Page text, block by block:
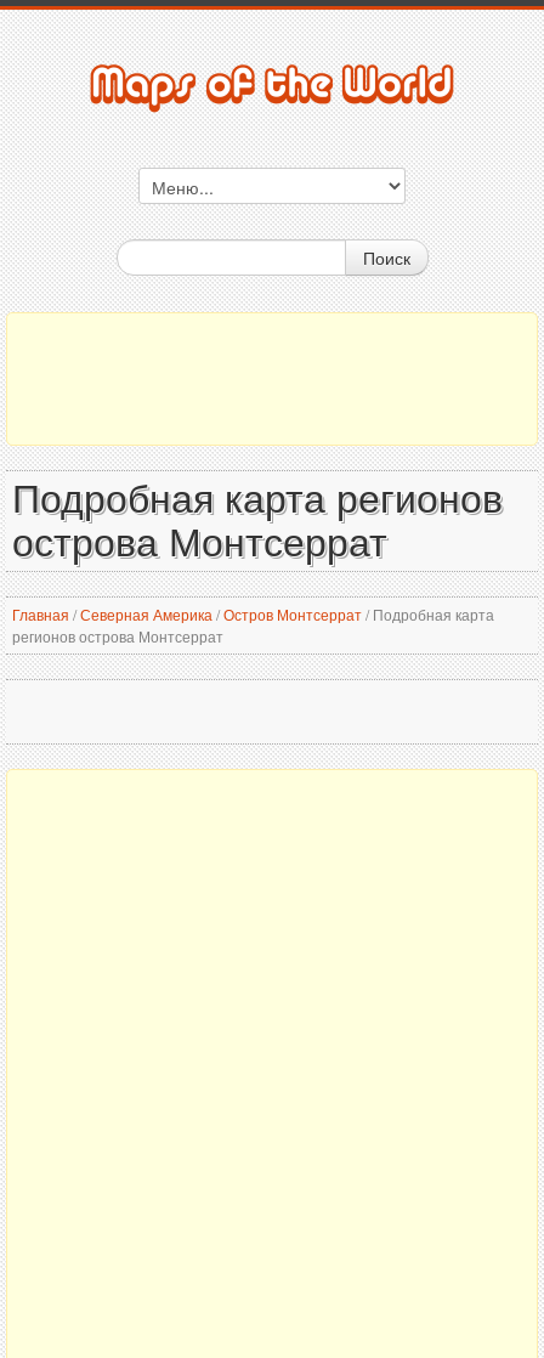
Поиск
Подробная карта регионов
острова Монтсеррат
Главная /Северная Америка /Остров Монтсеррат/Подробная карта
регионов острова Монтсеррат